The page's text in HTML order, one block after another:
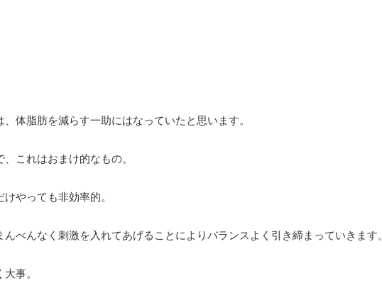
体脂肪を減らす一助にはなっていたと思います。
これはおまけ的なもの。
やっても非効率的。
べんなく刺激を入れてあげることによりバランスよく引き締まっていきます。
事。